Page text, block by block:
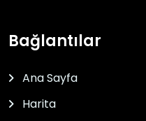
Bağlantılar
Ana Sayfa
Harita